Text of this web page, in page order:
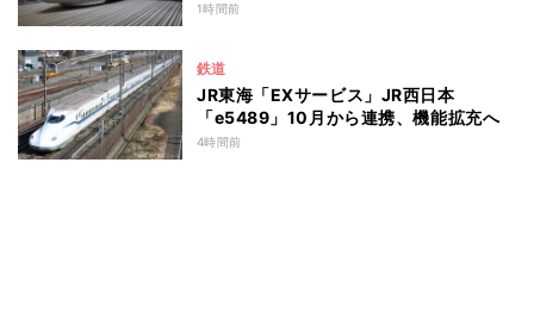
1時間前
鉄道
JR東海「EXサービス」JR西日本
「e5489」10月から連携、機能拡充へ
4時間前